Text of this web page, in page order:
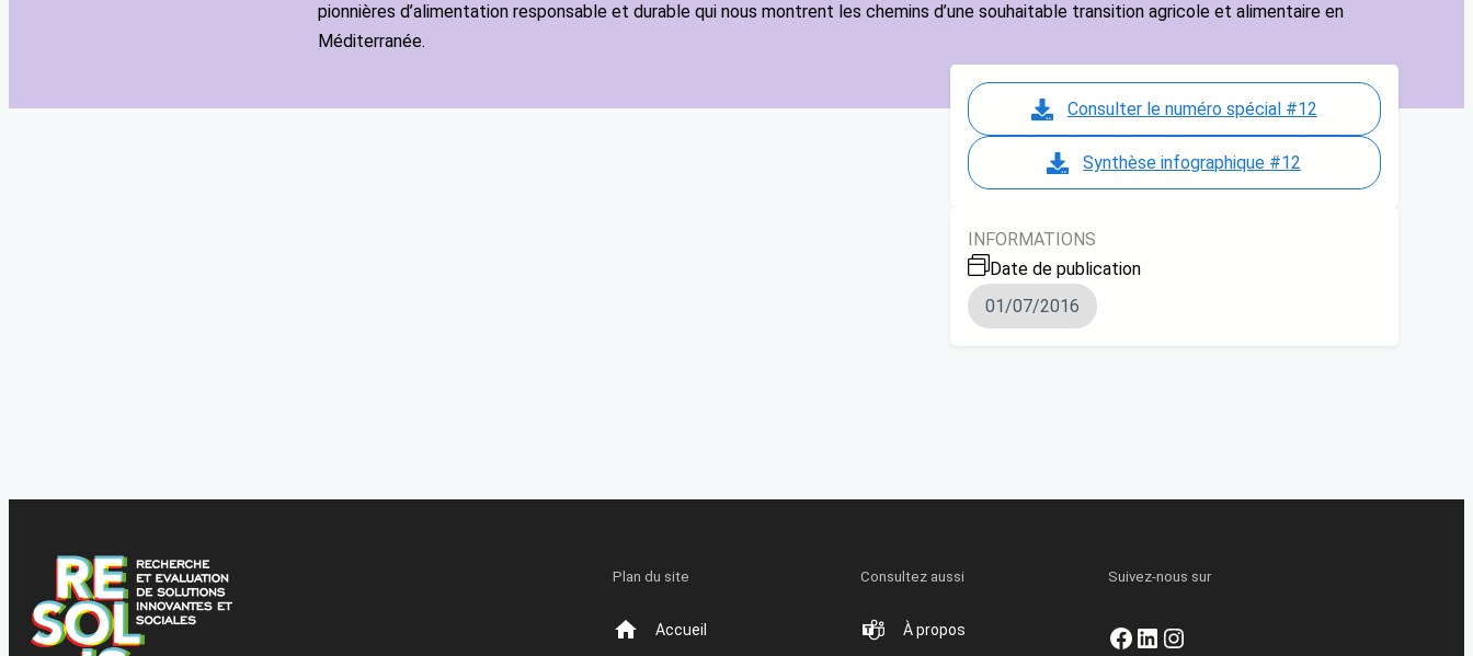
pionnières d’alimentation responsable et durable qui nous montrent les chemins d’une souhaitable transition agricole et alimentaire en
Méditerranée.
Consulter le numéro spécial #12
Synthèse infographique #12
INFORMATIONS
Date de publication
01/07/2016
Plan du site
Accueil
Consultez aussi
À propos
Suivez-nous sur
Facebook
LinkedIn
Instagram